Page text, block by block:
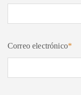
Correo electrónico*